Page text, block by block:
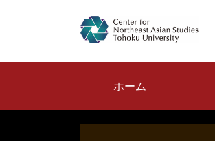
ツ
イ
ン
ホーム